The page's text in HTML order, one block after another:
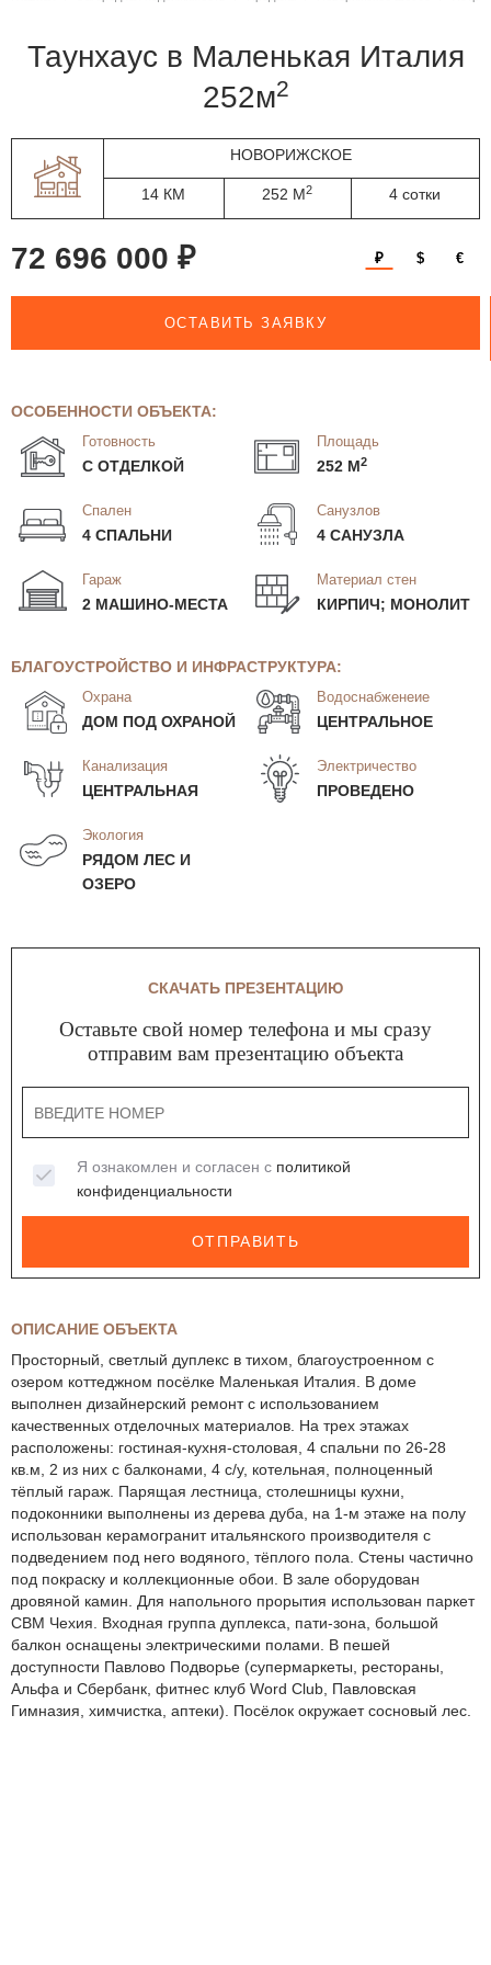
таунхаус в Маленькая Италия
252м2
НОВОРИЖСКОЕ
14 КМ 252 М2 4 сотки
72 696 000 ₽ ₽ $ €
ОСТАВИТЬ ЗАЯВКУ
ОСОБЕННОСТИ ОБЪЕКТА:
Готовность
С ОТДЕЛКОЙ
Площадь
252 М2
Спален
4 СПАЛЬНИ
Санузлов
4 САНУЗЛА
Гараж
2 МАШИНО-МЕСТА
Материал стен
КИРПИЧ; МОНОЛИТ
БЛАГОУСТРОЙСТВО И ИНФРАСТРУКТУРА:
Охрана
ДОМ ПОД ОХРАНОЙ
Водоснабженеие
ЦЕНТРАЛЬНОЕ
Канализация
ЦЕНТРАЛЬНАЯ
Электричество
ПРОВЕДЕНО
Экология
РЯДОМ ЛЕС И
ОЗЕРО
ОПИСАНИЕ ОБЪЕКТА
Просторный, светлый дуплекс в тихом, благоустроенном с
озером коттеджном посёлке Маленькая Италия. В доме
выполнен дизайнерский ремонт с использованием
качественных отделочных материалов. На трех этажах
расположены: гостиная-кухня-столовая, 4 спальни по 26-28
кв.м, 2 из них с балконами, 4 с/у, котельная, полноценный
тёплый гараж. Парящая лестница, столешницы кухни,
подоконники выполнены из дерева дуба, на 1-м этаже на полу
использован керамогранит итальянского производителя с
подведением под него водяного, тёплого пола. Стены частично
под покраску и коллекционные обои. В зале оборудован
дровяной камин. Для напольного прорытия использован паркет
СВМ Чехия. Входная группа дуплекса, пати-зона, большой
балкон оснащены электрическими полами. В пешей
доступности Павлово Подворье (супермаркеты, рестораны,
Альфа и Сбербанк, фитнес клуб Word Club, Павловская
Гимназия, химчистка, аптеки). Посёлок окружает сосновый лес.
СКАЧАТЬ ПРЕЗЕНТАЦИЮ
Оставьте свой номер телефона и мы сразу
отправим вам презентацию объекта
Я ознакомлен и согласен с политикой
конфиденциальности
ОТПРАВИТЬ